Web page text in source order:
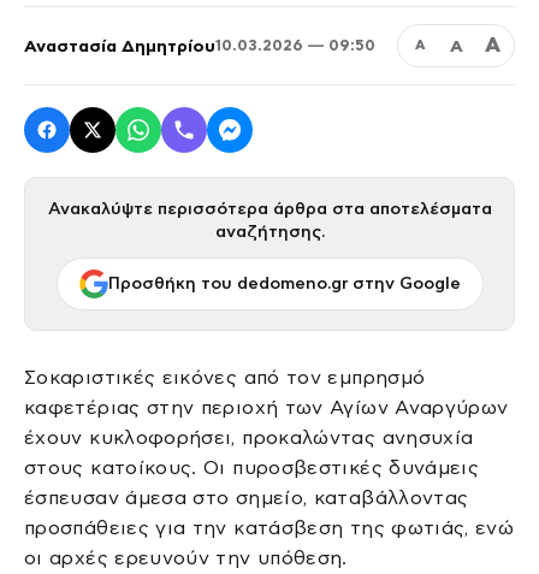
Αναστασία Δημητρίου10.03.2026 — 09:50 Α Α Α
Ανακαλύψτε περισσότερα άρθρα στα αποτελέσματα
αναζήτησης.
Προσθήκη του dedomeno.gr στην Google
Σοκαριστικές εικόνες από τον εμπρησμό
καφετέριας στην περιοχή των Αγίων Αναργύρων
έχουν κυκλοφορήσει, προκαλώντας ανησυχία
στους κατοίκους. Οι πυροσβεστικές δυνάμεις
έσπευσαν άμεσα στο σημείο, καταβάλλοντας
προσπάθειες για την κατάσβεση της φωτιάς, ενώ
οι αρχές ερευνούν την υπόθεση.